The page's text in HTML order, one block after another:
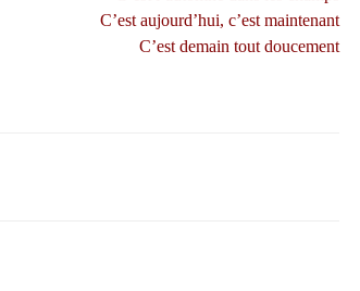
C’est aujourd’hui, c’est maintenant
C’est demain tout doucement